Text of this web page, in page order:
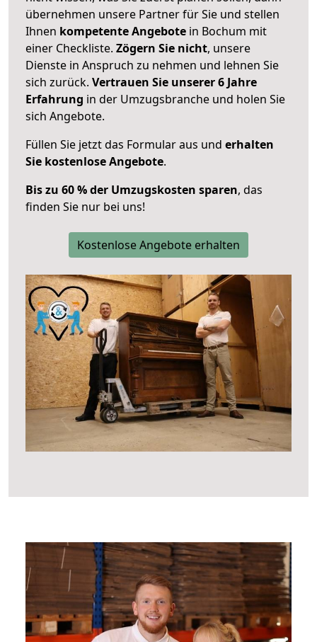
übernehmen unsere Partner für Sie und stellen
Ihnen kompetente Angebote in Bochum mit
einer Checkliste. Zögern Sie nicht, unsere
Dienste in Anspruch zu nehmen und lehnen Sie
sich zurück. Vertrauen Sie unserer 6 Jahre
Erfahrung in der Umzugsbranche und holen Sie
sich Angebote.
Füllen Sie jetzt das Formular aus und erhalten
Sie kostenlose Angebote.
Bis zu 60 % der Umzugskosten sparen, das
finden Sie nur bei uns!
Kostenlose Angebote erhalten